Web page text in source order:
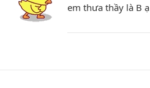
em thưa thầy là B ạ